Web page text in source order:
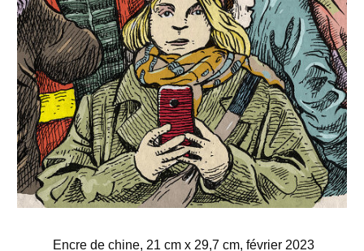
Encre de chine, 21 cm x 29,7 cm, février 2023